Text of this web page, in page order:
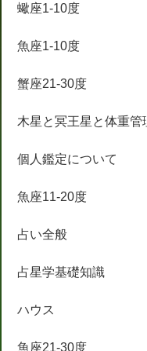
蠍座1-10度
魚座1-10度
蟹座21-30度
木星と冥王星と体重管
個人鑑定について
魚座11-20度
占い全般
占星学基礎知識
ハウス
魚座21-30度